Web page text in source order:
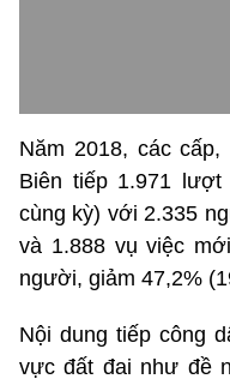
Năm 2018, các
Biên tiếp 1.971
cùng kỳ) với 2.335
và 1.888 vụ việc
người, giảm 47,2%
Nội dung tiếp công
vực đất đai như đề